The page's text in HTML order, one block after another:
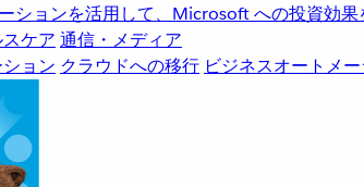
ションを活用して、Microsoft への投資効果
ケア 通信・メディア
ョン クラウドへの移行 ビジネスオートメ